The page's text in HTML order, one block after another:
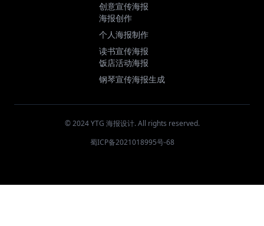
创意宣传海报
海报创作
个人海报制作
读书宣传海报
饭店活动海报
钢琴宣传海报生成
© 2024 YTG 海报设计. All rights reserved.
蜀ICP备2021018995号-68